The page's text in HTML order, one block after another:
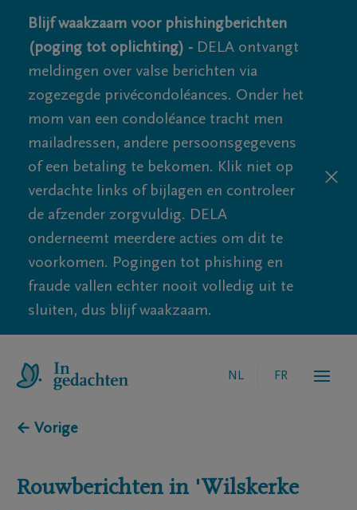
Blijf waakzaam voor phishingberichten
(poging tot oplichting) - DELA ontvangt
meldingen over valse berichten via
zogezegde privécondoléances. Onder het
mom van een condoléance tracht men
mailadressen, andere persoonsgegevens
of een betaling te bekomen. Klik niet op
verdachte links of bijlagen en controleer
de afzender zorgvuldig. DELA
onderneemt meerdere acties om dit te
voorkomen. Pogingen tot phishing en
fraude vallen echter nooit volledig uit te
sluiten, dus blijf waakzaam.
NL FR
← Vorige
Rouwberichten in 'Wilskerke